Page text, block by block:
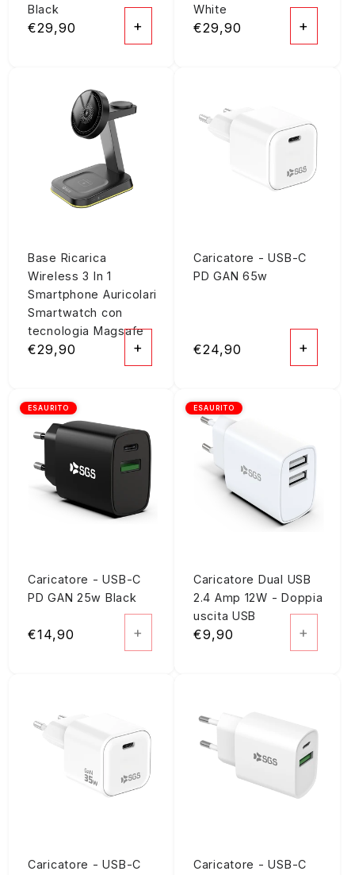
Black
Prezzo
€29,90 +
White
Prezzo
€29,90 +
Base Ricarica
Wireless 3 In 1
Smartphone Auricolari
Smartwatch con
tecnologia Magsafe
Prezzo
€29,90 +
Caricatore - USB-C
PD GAN 65w
Prezzo
€24,90 +
ESAURITO
Caricatore - USB-C
PD GAN 25w Black
Prezzo
€14,90 +
ESAURITO
Caricatore Dual USB
2.4 Amp 12W - Doppia
uscita USB
Prezzo
€9,90 +
Caricatore - USB-C
Caricatore - USB-C